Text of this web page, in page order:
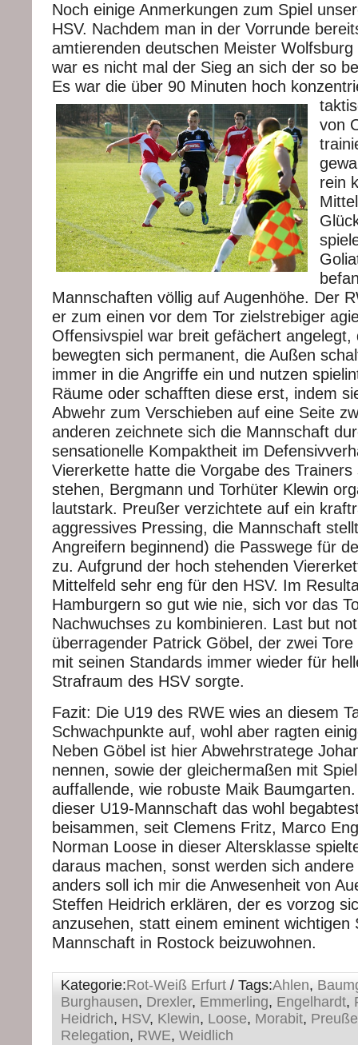
Noch einige Anmerkungen zum Spiel
HSV. Nachdem man in der Vorrunde
amtierenden deutschen Meister
war es nicht mal der Sieg an sich der so
Es war die über 90 Minuten hoch
von
rein
Mannschaften völlig auf Augenhöhe. Der
er zum einen vor dem Tor zielstrebiger
Offensivspiel war breit gefächert angelegt,
bewegten sich permanent, die Außen
immer in die Angriffe ein und nutzen
Räume oder schafften diese erst, indem
Abwehr zum Verschieben auf eine Seite
anderen zeichnete sich die Mannschaft
sensationelle Kompaktheit im
Viererkette hatte die Vorgabe des
stehen, Bergmann und Torhüter Klewin
lautstark. Preußer verzichtete auf ein
aggressives Pressing, die Mannschaft
Angreifern beginnend) die Passwege für
zu. Aufgrund der hoch stehenden
Mittelfeld sehr eng für den HSV. Im
Hamburgern so gut wie nie, sich vor das
Nachwuchses zu kombinieren. Last but
überragender Patrick Göbel, der zwei
mit seinen Standards immer wieder für
Strafraum des HSV sorgte.
Fazit: Die U19 des RWE wies an diesem
Schwachpunkte auf, wohl aber ragten
Neben Göbel ist hier Abwehrstratege
nennen, sowie der gleichermaßen mit
auffallende, wie robuste Maik
dieser U19-Mannschaft das wohl
beisammen, seit Clemens Fritz, Marco
Norman Loose in dieser Altersklasse
daraus machen, sonst werden sich
anders soll ich mir die Anwesenheit von
Steffen Heidrich erklären, der es vorzog
anzusehen, statt einem eminent wichtigen
Mannschaft in Rostock beizuwohnen.
Kategorie:Rot-Weiß Erfurt / Tags:Ahlen,
Burghausen, Drexler, Emmerling, Engelhardt,
Heidrich, HSV, Klewin, Loose, Morabit,
Relegation, RWE, Weidlich